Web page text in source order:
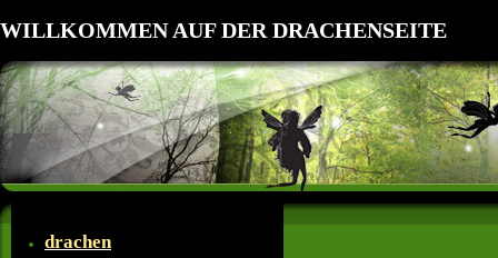
WILLKOMMEN AUF DER DRACHENSEITE
drachen